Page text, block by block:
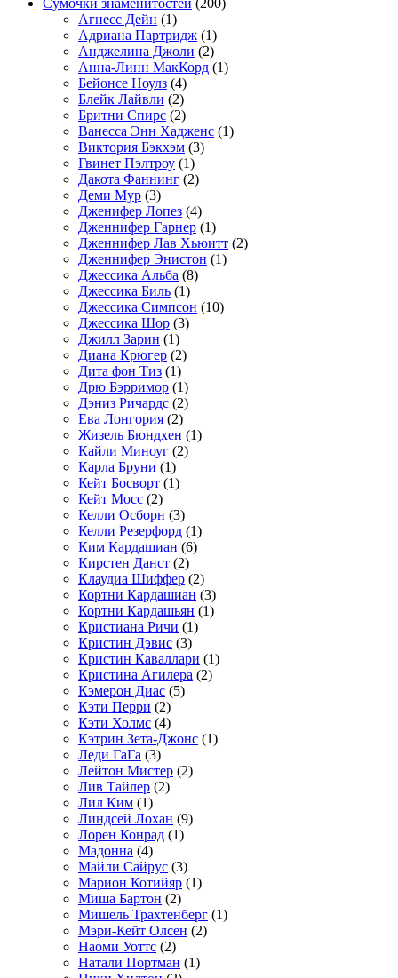
Агнесс Дейн (1)
Адриана Партридж (1)
Анджелина Джоли (2)
Анна-Линн МакКорд (1)
Бейонсе Ноулз (4)
Блейк Лайвли (2)
Бритни Спирс (2)
Ванесса Энн Хадженс (1)
Виктория Бэкхэм (3)
Гвинет Пэлтроу (1)
Дакота Фаннинг (2)
Деми Мур (3)
Дженифер Лопез (4)
Дженнифер Гарнер (1)
Дженнифер Лав Хьюитт (2)
Дженнифер Энистон (1)
Джессика Альба (8)
Джессика Биль (1)
Джессика Симпсон (10)
Джессика Шор (3)
Джилл Зарин (1)
Диана Крюгер (2)
Дита фон Тиз (1)
Дрю Бэрримор (1)
Дэниз Ричардс (2)
Ева Лонгория (2)
Жизель Бюндхен (1)
Кайли Миноуг (2)
Карла Бруни (1)
Кейт Босворт (1)
Кейт Мосс (2)
Келли Осборн (3)
Келли Резерфорд (1)
Ким Кардашиан (6)
Кирстен Данст (2)
Клаудиа Шиффер (2)
Кортни Кардашиан (3)
Кортни Кардашьян (1)
Кристиана Ричи (1)
Кристин Дэвис (3)
Кристин Каваллари (1)
Кристина Агилера (2)
Кэмерон Диас (5)
Кэти Перри (2)
Кэти Холмс (4)
Кэтрин Зета-Джонс (1)
Леди ГаГа (3)
Лейтон Мистер (2)
Лив Тайлер (2)
Лил Ким (1)
Линдсей Лохан (9)
Лорен Конрад (1)
Мадонна (4)
Майли Сайрус (3)
Марион Котийяр (1)
Миша Бартон (2)
Мишель Трахтенберг (1)
Мэри-Кейт Олсен (2)
Наоми Уоттс (2)
Натали Портман (1)